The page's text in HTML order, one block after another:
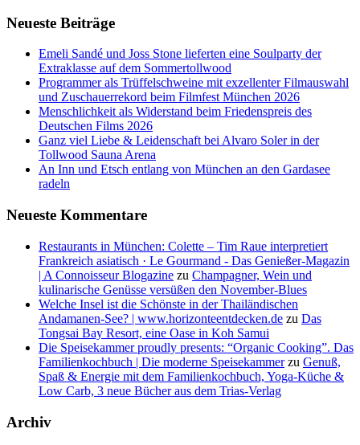
Neueste Beiträge
Emeli Sandé und Joss Stone lieferten eine Soulparty der
Extraklasse auf dem Sommertollwood
Programmer als Trüffelschweine mit exzellenter Filmauswahl
und Zuschauerrekord beim Filmfest München 2026
Menschlichkeit als Widerstand beim Friedenspreis des
Deutschen Films 2026
Ganz viel Liebe & Leidenschaft bei Alvaro Soler in der
Tollwood Sauna Arena
An Inn und Etsch entlang von München an den Gardasee
radeln
Neueste Kommentare
Restaurants in München: Colette – Tim Raue interpretiert
Frankreich asiatisch · Le Gourmand - Das Genießer-Magazin
| A Connoisseur Blogazine zu Champagner, Wein und
kulinarische Genüsse versüßen den November-Blues
Welche Insel ist die Schönste in der Thailändischen
Andamanen-See? | www.horizonteentdecken.de zu Das
Tongsai Bay Resort, eine Oase in Koh Samui
Die Speisekammer proudly presents: “Organic Cooking”. Das
Familienkochbuch | Die moderne Speisekammerzu Genuß,
Spaß & Energie mit dem Familienkochbuch, Yoga-Küche &
Low Carb, 3 neue Bücher aus dem Trias-Verlag
Archiv